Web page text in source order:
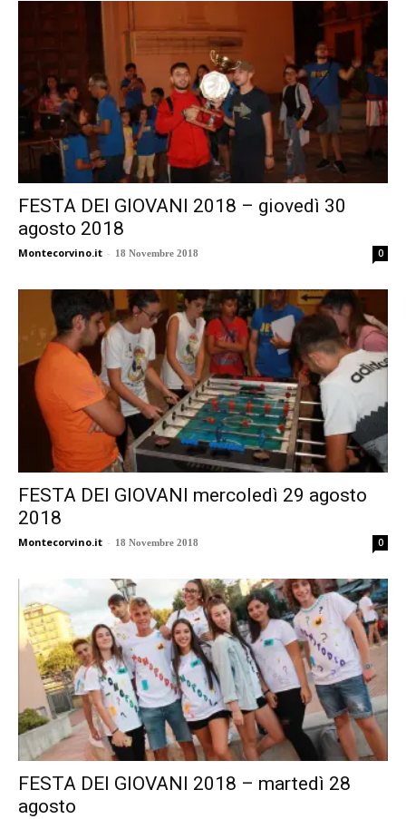
FESTA DEI GIOVANI 2018 – giovedì 30
agosto 2018
Montecorvino.it - 18 Novembre 2018 0
FESTA DEI GIOVANI mercoledì 29 agosto
2018
Montecorvino.it - 18 Novembre 2018 0
FESTA DEI GIOVANI 2018 – martedì 28
agosto